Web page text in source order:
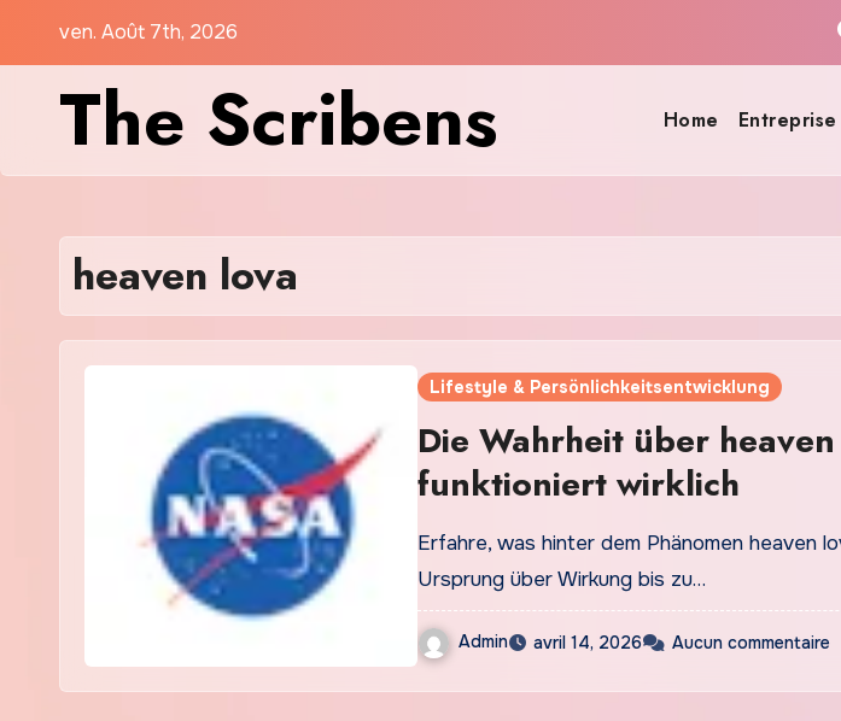
ven. Août 7th, 2026
The Scribens Home Entreprise
heaven lova
Lifestyle & Persönlichkeitsentwicklung
Die Wahrheit über
funktioniert wirklich
Erfahre, was hinter dem Phänomen heaven
Ursprung über Wirkung bis zu…
Admin avril 14, 2026 Aucun commentaire